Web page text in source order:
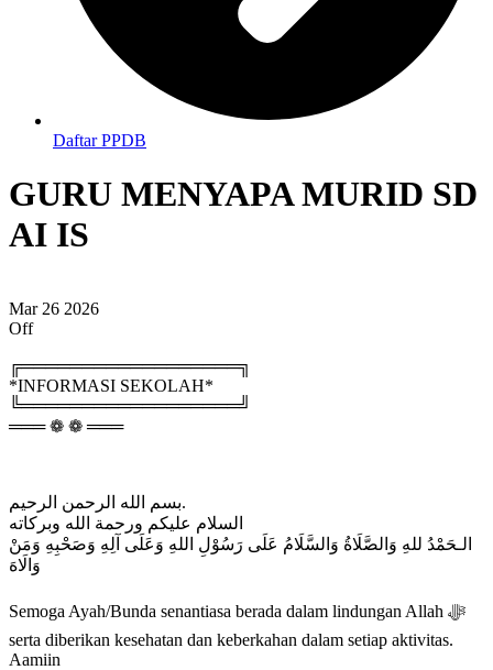
Daftar PPDB
GURU MENYAPA MURID SD
AI IS
Mar 26 2026
Off
╔══════════════════╗
*INFORMASI SEKOLAH*
╚══════════════════╝
═══ ❁ ❁ ═══
بسم الله الرحمن الرحيم.
السلام عليكم ورحمة الله وبركاته
الـحَمْدُ للهِ وَالصَّلَاةُ وَالسَّلَامُ عَلَى رَسُوْلِ اللهِ وَعَلَى آلِهِ وَصَحْبِهِ وَمَنْ
وَالَاهَ
Semoga Ayah/Bunda senantiasa berada dalam lindungan Allah ﷻ
serta diberikan kesehatan dan keberkahan dalam setiap aktivitas.
Aamiin